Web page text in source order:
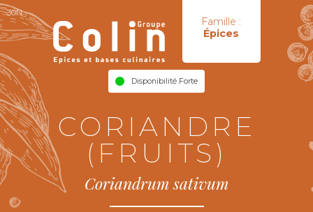
Famille :
Épices
Disponibilité Forte
30N
CORIANDRE
(FRUITS)
Coriandrum sativum